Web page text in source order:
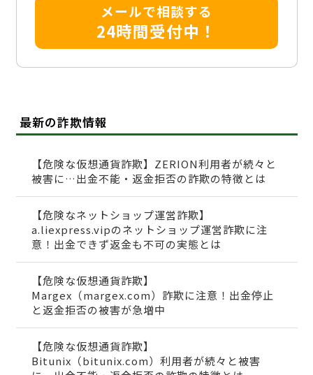
メールで相談する
24時間受付中！
最新の詐欺情報
【危険な仮想通貨詐欺】ZERION利用者が続々と
被害に…出金不能・返金拒否の詐欺の特徴とは
【危険なネットショップ運営詐欺】
a.liexpress.vipのネットショップ運営詐欺に注
意！出金できず返金も不可の実態とは
【危険な仮想通貨詐欺】
Margex（margex.com）詐欺に注意！出金停止
と返金拒否の被害が急増中
【危険な仮想通貨詐欺】
Bitunix（bitunix.com）利用者が続々と被害